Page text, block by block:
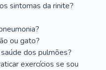
sintomas da rinite?
ou gato?
dos pulmões?
exercícios se sou